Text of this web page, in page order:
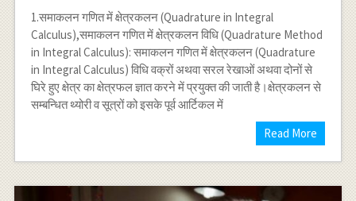
1.समाकलन गणित में क्षेत्रकलन (Quadrature in Integral
Calculus),समाकलन गणित में क्षेत्रकलन विधि (Quadrature Method
in Integral Calculus): समाकलन गणित में क्षेत्रकलन (Quadrature
in Integral Calculus) विधि वक्रों अथवा सरल रेखाओं अथवा दोनों से
घिरे हुए क्षेत्र का क्षेत्रफल ज्ञात करने में प्रयुक्त की जाती है।क्षेत्रकलन से
सम्बन्धित थ्योरी व सूत्रों को इसके पूर्व आर्टिकल में
Read More